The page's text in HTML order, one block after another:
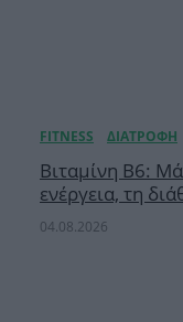
Βιταμίνη B6:
ενέργεια, τη
04.08.2026